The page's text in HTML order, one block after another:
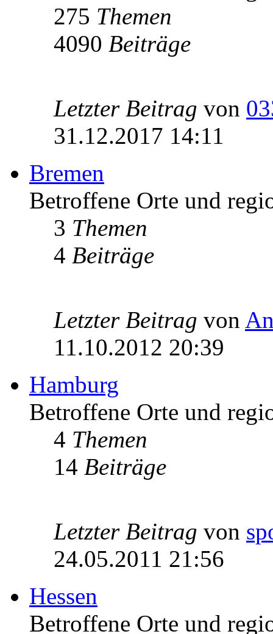
275 Themen
4090 Beiträge
Letzter Beitrag von
31.12.2017 14:11
Bremen
Betroffene Orte und
3 Themen
4 Beiträge
Letzter Beitrag von
11.10.2012 20:39
Hamburg
Betroffene Orte und
4 Themen
14 Beiträge
Letzter Beitrag von
24.05.2011 21:56
Hessen
Betroffene Orte und